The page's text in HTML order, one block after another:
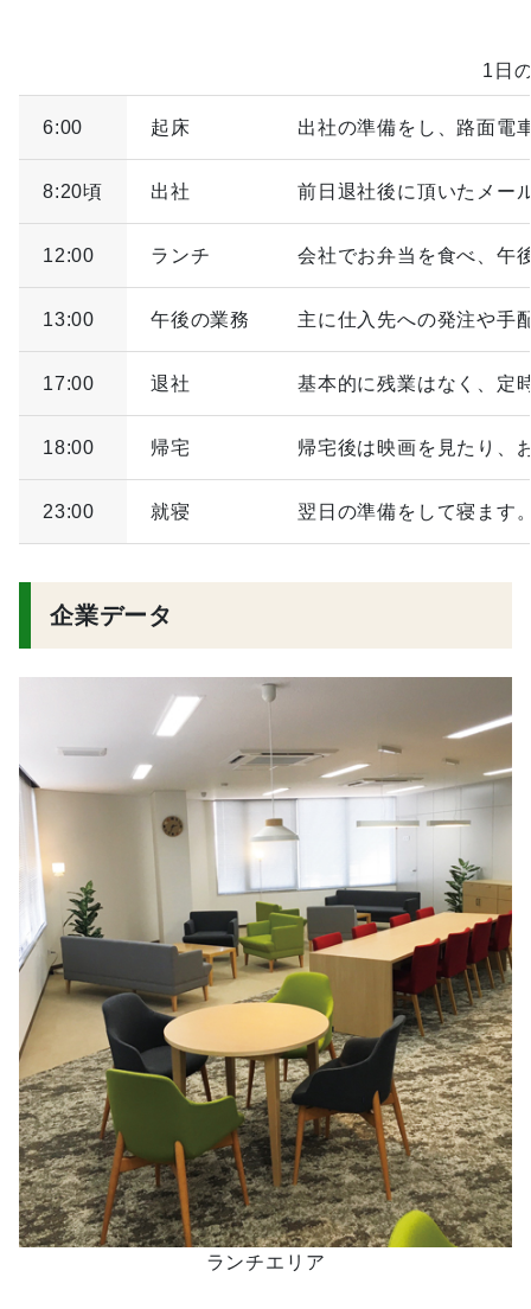
1日
6:00 起床 出社の準備をし、路面電
8:20頃 出社 前日退社後に頂いたメー
12:00 ランチ 会社でお弁当を食べ、午
13:00 午後の業務 主に仕入先への発注や手
17:00 退社 基本的に残業はなく、定
18:00 帰宅 帰宅後は映画を見たり、
23:00 就寝 翌日の準備をして寝ます
企業データ
ランチエリア